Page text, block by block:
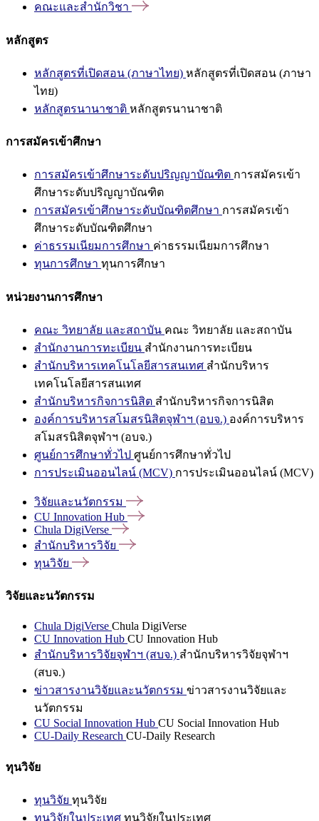
คณะและสำนักวิชา
หลักสูตร
หลักสูตรที่เปิดสอน (ภาษาไทย) หลักสูตรที่เปิดสอน (ภาษา
ไทย)
หลักสูตรนานาชาติ หลักสูตรนานาชาติ
การสมัครเข้าศึกษา
การสมัครเข้าศึกษาระดับปริญญาบัณฑิต การสมัครเข้า
ศึกษาระดับปริญญาบัณฑิต
การสมัครเข้าศึกษาระดับบัณฑิตศึกษา การสมัครเข้า
ศึกษาระดับบัณฑิตศึกษา
ค่าธรรมเนียมการศึกษา ค่าธรรมเนียมการศึกษา
ทุนการศึกษา ทุนการศึกษา
หน่วยงานการศึกษา
คณะ วิทยาลัย และสถาบัน คณะ วิทยาลัย และสถาบัน
สำนักงานการทะเบียน สำนักงานการทะเบียน
สำนักบริหารเทคโนโลยีสารสนเทศ สำนักบริหาร
เทคโนโลยีสารสนเทศ
สำนักบริหารกิจการนิสิต สำนักบริหารกิจการนิสิต
องค์การบริหารสโมสรนิสิตจุฬาฯ (อบจ.) องค์การบริหาร
สโมสรนิสิตจุฬาฯ (อบจ.)
ศูนย์การศึกษาทั่วไป ศูนย์การศึกษาทั่วไป
การประเมินออนไลน์ (MCV) การประเมินออนไลน์ (MCV)
วิจัยและนวัตกรรม
CU Innovation Hub
Chula DigiVerse
สำนักบริหารวิจัย
ทุนวิจัย
วิจัยและนวัตกรรม
Chula DigiVerse Chula DigiVerse
CU Innovation Hub CU Innovation Hub
สำนักบริหารวิจัยจุฬาฯ (สบจ.) สำนักบริหารวิจัยจุฬาฯ
(สบจ.)
ข่าวสารงานวิจัยและนวัตกรรม ข่าวสารงานวิจัยและ
นวัตกรรม
CU Social Innovation Hub CU Social Innovation Hub
CU-Daily Research CU-Daily Research
ทุนวิจัย
ทุนวิจัย ทุนวิจัย
ทุนวิจัยในประเทศ ทุนวิจัยในประเทศ